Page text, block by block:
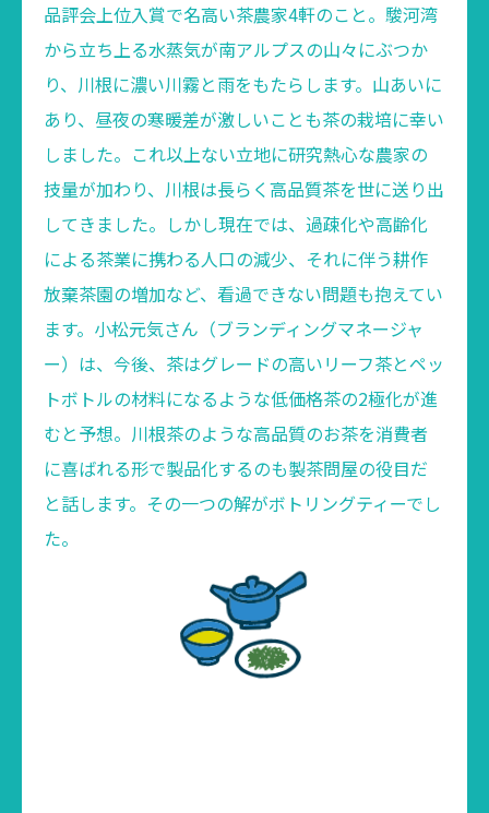
品評会上位入賞で名高い茶農家4軒のこと。駿河湾
から立ち上る水蒸気が南アルプスの山々にぶつか
り、川根に濃い川霧と雨をもたらします。山あいに
あり、昼夜の寒暖差が激しいことも茶の栽培に幸い
しました。これ以上ない立地に研究熱心な農家の
技量が加わり、川根は長らく高品質茶を世に送り出
してきました。しかし現在では、過疎化や高齢化
による茶業に携わる人口の減少、それに伴う耕作
放棄茶園の増加など、看過できない問題も抱えてい
ます。小松元気さん（ブランディングマネージャ
ー）は、今後、茶はグレードの高いリーフ茶とペッ
トボトルの材料になるような低価格茶の2極化が進
むと予想。川根茶のような高品質のお茶を消費者
に喜ばれる形で製品化するのも製茶問屋の役目だ
と話します。その一つの解がボトリングティーでし
た。